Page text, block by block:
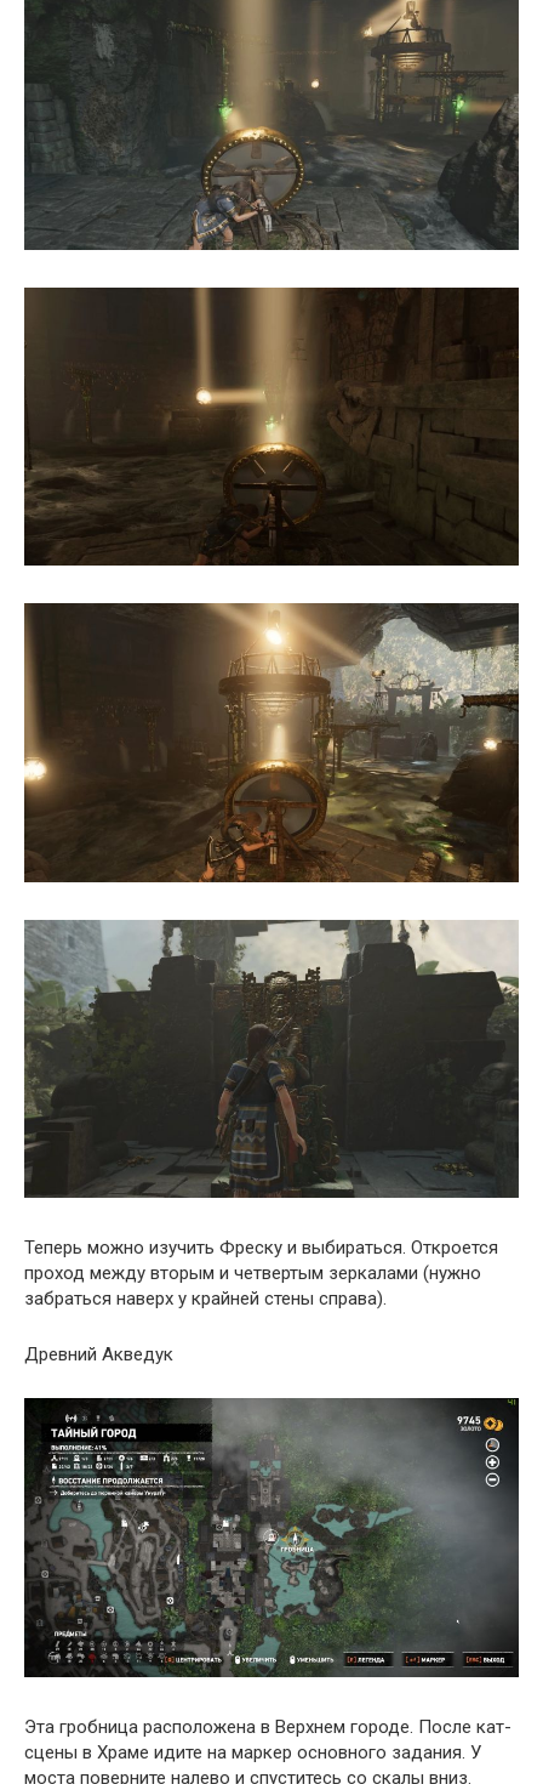
Теперь можно изучить Фреску и выбираться. Откроется
проход между вторым и четвертым зеркалами (нужно
забраться наверх у крайней стены справа).
Древний Акведук
Эта гробница расположена в Верхнем городе. После кат-
сцены в Храме идите на маркер основного задания. У
моста поверните налево и спуститесь со скалы вниз.